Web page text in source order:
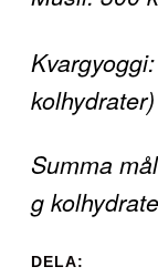
kolhydrater)
Summa
g
DELA: